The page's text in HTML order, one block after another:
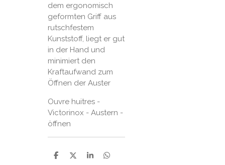
dem ergonomisch
geformten Griff aus
rutschfestem
Kunststoff, liegt er gut
in der Hand und
minimiert den
Kraftaufwand zum
Öffnen der Auster
Ouvre huitres -
Victorinox - Austern -
öffnen
P
P
P
P